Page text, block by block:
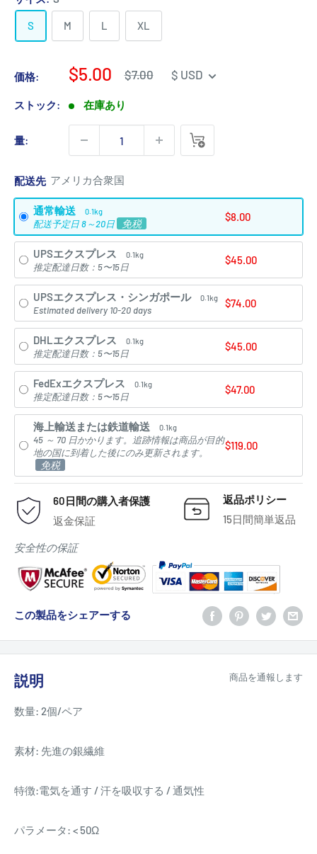
S M L XL
価格:
販
価
格
$5.00
通
価
格
$7.00 $ USD
ストック: 在庫あり
量:
配送先
通常輸送 0.1kg
配送予定日 8～20日 免税
$8.00
UPSエクスプレス 0.1kg
推定配達日数：5〜15日
$45.00
UPSエクスプレス・シンガポール 0.1kg
Estimated delivery 10-20 days
$74.00
DHLエクスプレス 0.1kg
推定配達日数：5〜15日
$45.00
FedExエクスプレス 0.1kg
推定配達日数：5〜15日
$47.00
海上輸送または鉄道輸送 0.1kg
45 ～ 70 日かかります。追跡情報は商品が目的
地の国に到着した後にのみ更新されます。
免税
$119.00
60日間の購入者保護
返金保証
返品ポリシー
15日間簡単返品
安全性の保証
この製品をシェアーする
説明 商品を通報します
数量: 2個/ペア
素材: 先進の銀繊維
特徴:電気を通す / 汗を吸収する / 通気性
パラメータ: < 50Ω